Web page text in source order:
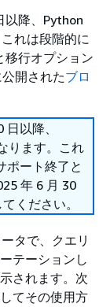
以降、Python
れは段階的に
移行オプション
開されたブロ
以降、
ります。これ
ポート終了と
年 6 月 30
ください。
タで、クエリ
テーションし
されます。次
てその使用方